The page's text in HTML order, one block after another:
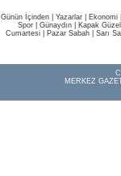
Günün İçinden Yazarlar Ekonomi
Spor
Günaydın Kapak
Cumartesi
Pazar Sabah Sarı
MERKEZ